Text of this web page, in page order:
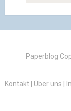
Paperblog
Kontakt| Über uns |